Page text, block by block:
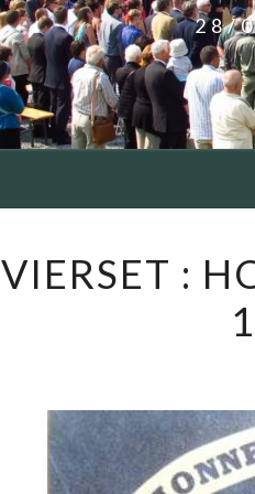
28/
VIERSET :